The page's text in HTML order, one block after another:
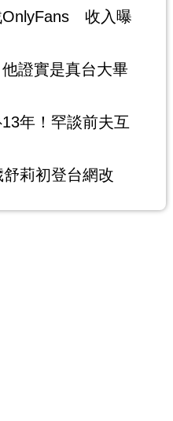
OnlyFans 收入曝
證實是真台大畢
年！罕談前夫互
莉初登台網改